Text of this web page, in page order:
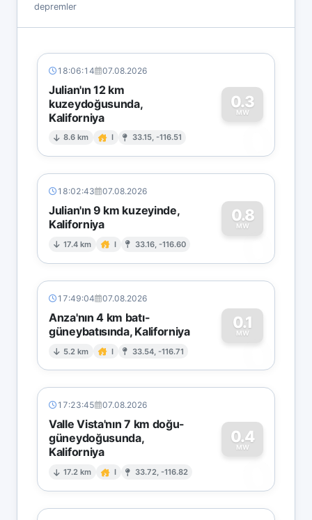
depremler
18:06:14 07.08.2026
Julian'ın 12 km
kuzeydoğusunda,
Kaliforniya
8.6 km I 33.15, -116.51
0.3
MW
0
18:02:43 07.08.2026
Julian'ın 9 km kuzeyinde,
Kaliforniya
17.4 km I 33.16, -116.60
0.8
MW
0
17:49:04 07.08.2026
Anza'nın 4 km batı-
güneybatısında, Kaliforniya
5.2 km I 33.54, -116.71
0.1
MW
0
17:23:45 07.08.2026
Valle Vista'nın 7 km doğu-
güneydoğusunda,
Kaliforniya
17.2 km I 33.72, -116.82
0.4
MW
0